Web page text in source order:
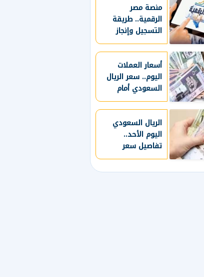
منصة مصر
الرقمية.. طريقة
التسجيل وإنجاز
الخدمات إلكترونيًا
أسعار العملات
اليوم.. سعر الريال
السعودي أمام
الجنيه المصري
الريال السعودي
اليوم الأحد..
تفاصيل سعر
الشراء والبيع